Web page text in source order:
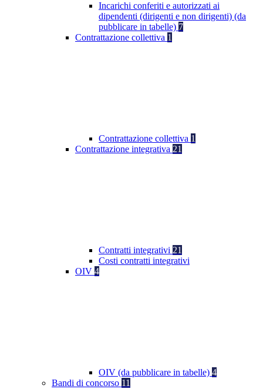
Incarichi conferiti e autorizzati ai
dipendenti (dirigenti e non dirigenti) (da
pubblicare in tabelle) 7
Contrattazione collettiva 1
Contrattazione collettiva 1
Contrattazione integrativa 21
Contratti integrativi 21
Costi contratti integrativi
OIV 4
OIV (da pubblicare in tabelle) 4
Bandi di concorso 11